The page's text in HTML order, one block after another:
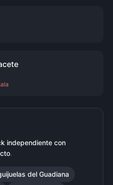
independiente con
.
del Guadiana